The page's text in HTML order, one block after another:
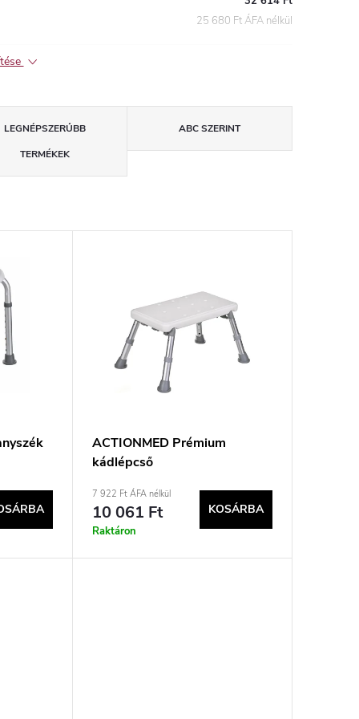
25 680 Ft ÁFA nélkül
LEGNÉPSZERŰBB
TERMÉKEK
ABC SZERINT
ACTIONMED Prémium
kádlépcső
7 922 Ft ÁFA nélkül
10 061 Ft
Raktáron
KOSÁRBA